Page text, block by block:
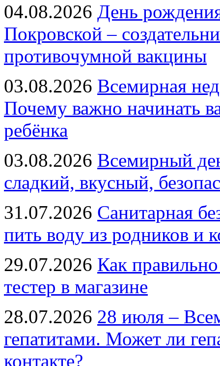
04.08.2026 День
Покровской –
противочумной вакцины
03.08.2026 Всемирная
Почему важно начинать
ребёнка
03.08.2026 Всемирный
сладкий, вкусный,
31.07.2026 Санитарная
пить воду из родников и
29.07.2026 Как
тестер в магазине
28.07.2026 28 июля –
гепатитами. Может ли
контакте?